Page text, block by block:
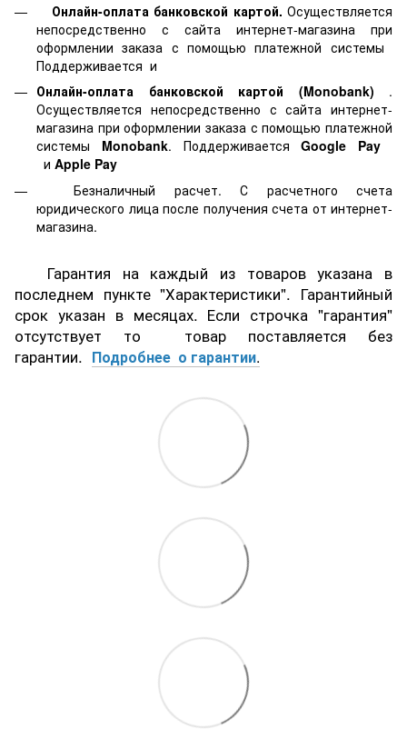
Онлайн-оплата банковской картой. Осуществляется
непосредственно с сайта интернет-магазина при
оформлении заказа с помощью платежной системы
Поддерживается и
Онлайн-оплата банковской картой
(Monobank) .
Осуществляется непосредственно с сайта интернет-
магазина при оформлении заказа с помощью платежной
системы Monobank. ПоддерживаетсяGoogle Pay
и Apple Pay
Безналичный расчет. С расчетного счета
юридического лица после получения счета от интернет-
магазина.
Гарантия на каждый из товаров указана в
последнем пункте "Характеристики". Гарантийный
срок указан в месяцах. Если строчка "гарантия"
отсутствует то товар поставляется без
гарантии. Подробнее о гарантии.